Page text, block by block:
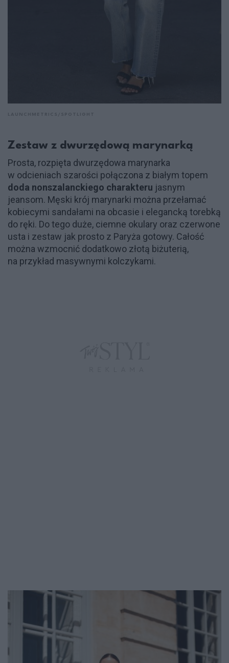
Zestaw z dwurzędową marynarką
Prosta, rozpięta dwurzędowa marynarka
w odcieniach szarości połączona z białym topem
doda nonszalanckiego charakteru jasnym
jeansom. Męski krój marynarki można przełamać
kobiecymi sandałami na obcasie i elegancką torebką
do ręki. Do tego duże, ciemne okulary oraz czerwone
usta i zestaw jak prosto z Paryża gotowy. Całość
można wzmocnić dodatkowo złotą biżuterią,
na przykład masywnymi kolczykami.